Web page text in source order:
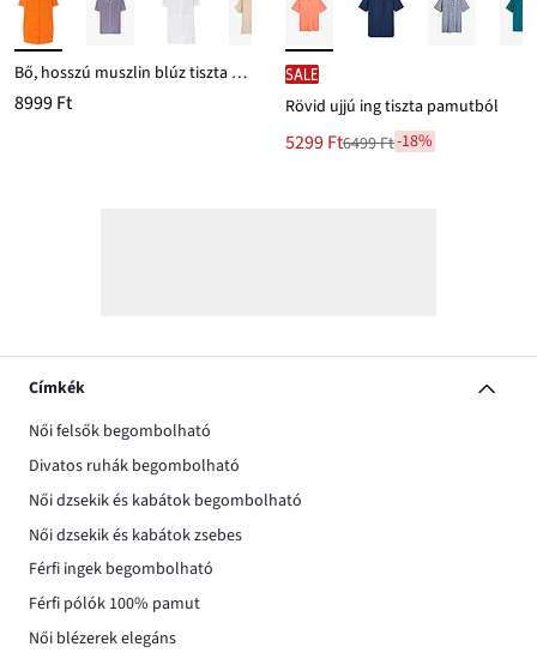
Bő, hosszú muszlin blúz tiszta pamutból
8999 Ft
SALE
Rövid ujjú ing tiszta pamutból
Új
5299 Ft
Leárazva6499 Ft-18%
Címkék
Női felsők begombolható
Divatos ruhák begombolható
Női dzsekik és kabátok begombolható
Női dzsekik és kabátok zsebes
Férfi ingek begombolható
Férfi pólók 100% pamut
Női blézerek elegáns